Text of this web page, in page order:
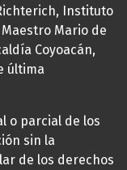
Instituto
Mario de
Coyoacán,
última
o parcial de los
sin la
de los derechos